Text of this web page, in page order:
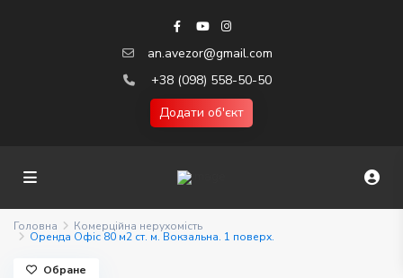
an.avezor@gmail.com
+38 (098) 558-50-50
Додати об'єкт
Головна Комерційна нерухомість
Оренда Офіс 80 м2 ст. м. Вокзальна. 1 поверх.
Обране